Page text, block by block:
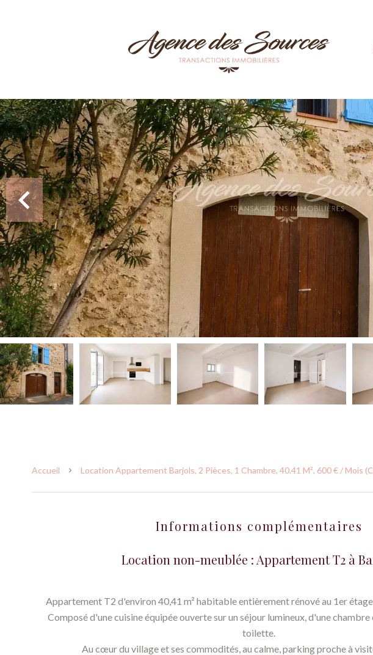
Accueil Location Appartement Barjols, 2 Pièces, 1 Chambre, 40.41 M², 600 € / Mois
Informations complémentaires
Location non-meublée : Appartement T2 à
Appartement T2 d'environ 40,41 m² habitable entièrement rénové au 1er
Composé d'une cuisine équipée ouverte sur un séjour lumineux, d'une chambre
toilette.
Au cœur du village et ses commodités, au calme, parking proche à